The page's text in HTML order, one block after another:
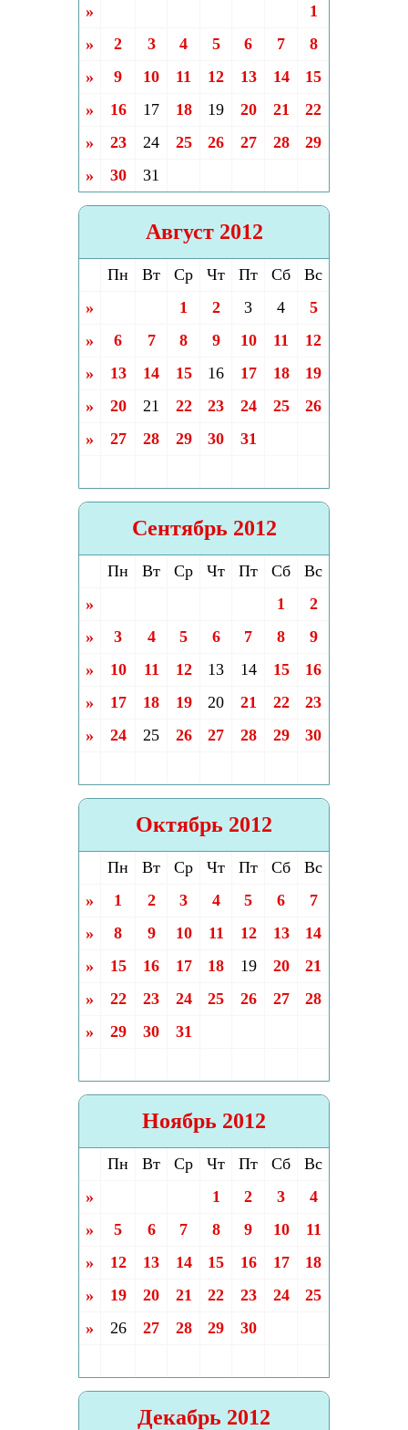
»
1
»
2 3 4 5 6 7
8
»
9 10 11 12 13 14
15
»
16 17 18 19 20 21
22
»
23 24 25 26 27 28
29
»
30 31
Август 2012
Пн Вт Ср Чт Пт Сб
Вс
»
1 2 3 4
5
»
6 7 8 9 10 11
12
»
13 14 15 16 17 18
19
»
20 21 22 23 24 25
26
»
27 28 29 30 31
Сентябрь 2012
Пн Вт Ср Чт Пт Сб
Вс
»
1
2
»
3 4 5 6 7 8
9
»
10 11 12 13 14 15
16
»
17 18 19 20 21 22
23
»
24 25 26 27 28 29 30
Октябрь 2012
Пн Вт Ср Чт Пт Сб
Вс
»
1 2 3 4 5 6
7
»
8 9 10 11 12 13
14
»
15 16 17 18 19 20
21
»
22 23 24 25 26 27
28
»
29 30 31
Ноябрь 2012
Пн Вт Ср Чт Пт Сб
Вс
»
1 2 3
4
»
5 6 7 8 9 10
11
»
12 13 14 15 16 17
18
»
19 20 21 22 23 24
25
»
26 27 28 29 30
Декабрь 2012